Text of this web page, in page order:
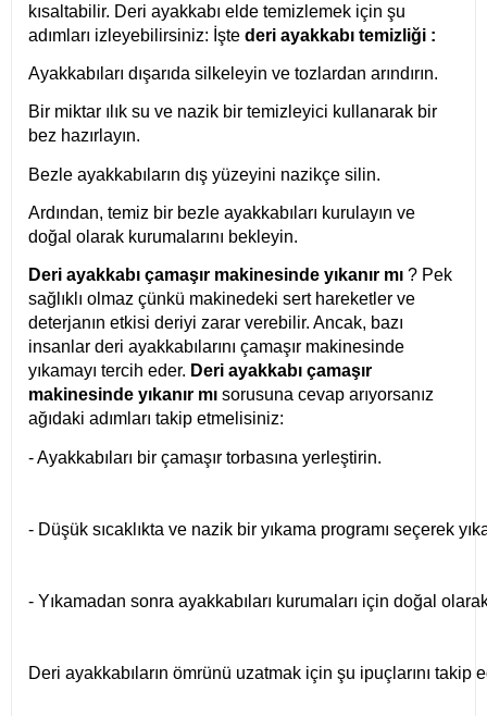
kısaltabilir. Deri ayakkabı elde temizlemek için şu
adımları izleyebilirsiniz: İşte deri ayakkabı temizliği :
Ayakkabıları dışarıda silkeleyin ve tozlardan arındırın.
Bir miktar ılık su ve nazik bir temizleyici kullanarak bir
bez hazırlayın.
Bezle ayakkabıların dış yüzeyini nazikçe silin.
Ardından, temiz bir bezle ayakkabıları kurulayın ve
doğal olarak kurumalarını bekleyin.
Deri ayakkabı çamaşır makinesinde yıkanır mı ? Pek
sağlıklı olmaz çünkü makinedeki sert hareketler ve
deterjanın etkisi deriyi zarar verebilir. Ancak, bazı
insanlar deri ayakkabılarını çamaşır makinesinde
yıkamayı tercih eder. Deri ayakkabı çamaşır
makinesinde yıkanır mı sorusuna cevap arıyorsanız
ağıdaki adımları takip etmelisiniz:
- Ayakkabıları bir çamaşır torbasına yerleştirin.
- Düşük sıcaklıkta ve nazik bir yıkama programı seçerek
- Yıkamadan sonra ayakkabıları kurumaları için doğal
Deri ayakkabıların ömrünü uzatmak için şu ipuçlarını takip